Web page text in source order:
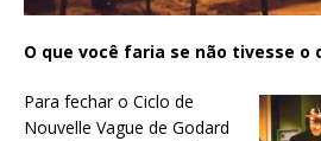
O que você faria se não tivesse o
Para fechar o Ciclo de
Nouvelle Vague de Godard